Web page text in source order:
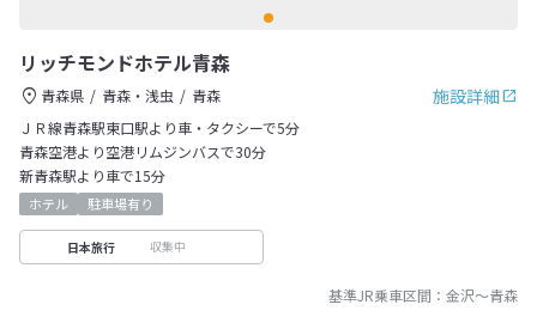
リッチモンドホテル青森
施設詳細
青森県 青森・浅虫
青森
ＪＲ線青森駅東口駅より車・タクシーで5分
青森空港より空港リムジンバスで30分
新青森駅より車で15分
ホテル 駐車場有り
日本旅行 収集中
基準JR乗車区間： 金沢～青森